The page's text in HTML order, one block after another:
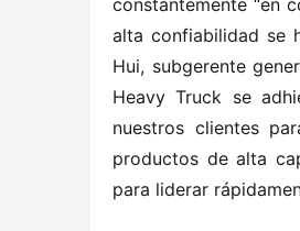
constantemente “en
alta confiabilidad se
Hui, subgerente
Heavy Truck se
nuestros clientes
productos de alta
para liderar